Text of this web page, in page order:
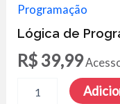
Programação
Lógica de
R$ 39,99